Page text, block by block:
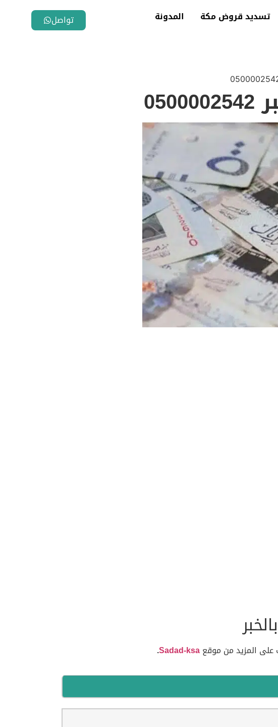
تسديد قروض مكة المدونة تواصل
على المزيد من موقعSadad-ksa
.